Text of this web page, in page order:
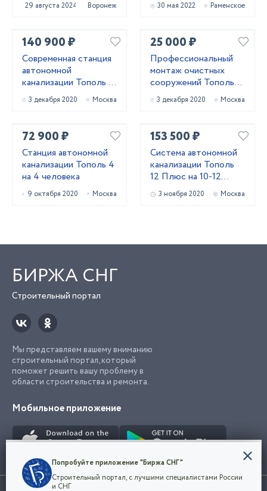
29 августа 2024 Воронеж 30 мая 2022 Раменское
140 900 ₽
Современная станция
автономной
канализации Тополь 9
ПР Плюс
3 декабря 2020 Москва
25 000 ₽
Профессиональный
монтаж очистных
сооружений Тополь
зимой
3 декабря 2020 Москва
72 900 ₽
Станция автономной
канализации Тополь 4
на 4 человека
9 октября 2020 Москва
153 500 ₽
Система автономной
канализации Тополь
12 Плюс на 10-12
проживающих
3 ноября 2020 Москва
БИРЖА СНГ
Строительный портал
Мы представляем вашему вниманию
строительный портал, который
поможет решить вашу проблему в
области строительства и ремонта.
Мобильное приложение
Использование сайта, в том числе подача объявлений, означает
Конфиденциальность
Мы используем файлы cookie, чтобы сделать
наш сайт удобным для каждого
Попробуйте приложение "Биржа СНГ"
Строительный портал, с лучшими специалистами России
и СНГ